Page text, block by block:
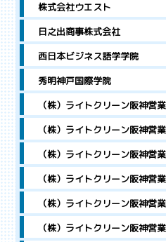
株式会社ウエスト
日之出商事株式会社
西日本ビジネス語学学院
秀明神戸国際学院
（株）ライトクリーン阪神営
（株）ライトクリーン阪神営
（株）ライトクリーン阪神営
（株）ライトクリーン阪神営
（株）ライトクリーン阪神営
（株）ライトクリーン阪神営